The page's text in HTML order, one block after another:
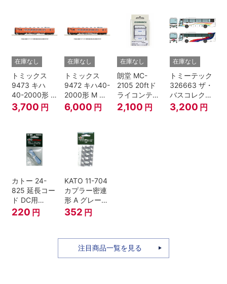
在庫なし
トミックス
9473 キハ
40-2000形 T
Nゲージ
3,700 円
在庫なし
トミックス
9472 キハ40-
2000形 M N
ゲージ
6,000 円
在庫なし
朗堂 MC-
2105 20ftド
ライコンテナ
タイプ
TRANCY
2,100 円
在庫なし
トミーテック
326663 ザ・
バスコレクシ
ョン 西日本鉄
道・九州産交
3,200 円
カトー 24-
825 延長コー
ド DC用
(90cm）
220 円
KATO 11-704
カプラー密連
形 A グレー
(20個入) (ア
ーノルドカプ
352 円
注目商品一覧を見る